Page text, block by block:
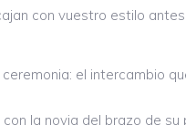
con vuestro estilo
ceremonia: el intercambio
con la novia del brazo de